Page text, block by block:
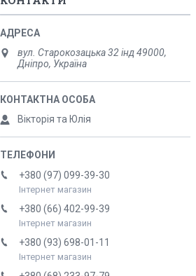
вул. Старокозацька 32 інд 49000,
Дніпро, Україна
Вікторія та Юлія
+380 (97) 099-39-30
Інтернет магазин
+380 (66) 402-99-39
Інтернет магазин
+380 (93) 698-01-11
Інтернет магазин